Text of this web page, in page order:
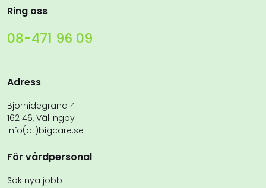
Ring oss
08-471 96 09
Adress
Björnidegränd 4
162 46, Vällingby
info(at)bigcare.se
För vårdpersonal
Sök nya jobb